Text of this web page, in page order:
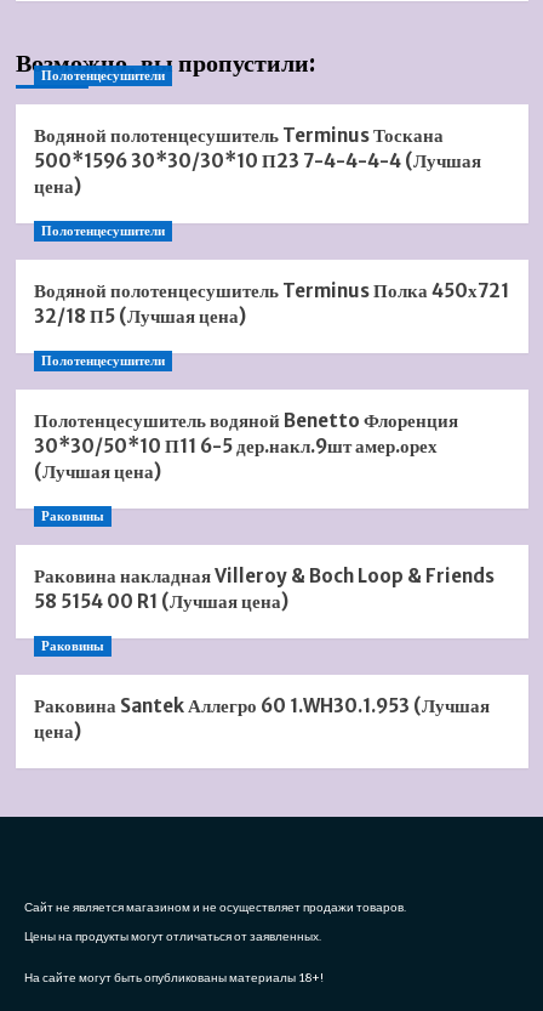
Возможно, вы пропустили:
Полотенцесушители
Водяной полотенцесушитель Terminus Тоскана
500*1596 30*30/30*10 П23 7-4-4-4-4 (Лучшая
цена)
Полотенцесушители
Водяной полотенцесушитель Terminus Полка 450х721
32/18 П5 (Лучшая цена)
Полотенцесушители
Полотенцесушитель водяной Benetto Флоренция
30*30/50*10 П11 6-5 дер.накл.9шт амер.орех
(Лучшая цена)
Раковины
Раковина накладная Villeroy & Boch Loop & Friends
58 5154 00 R1 (Лучшая цена)
Раковины
Раковина Santek Аллегро 60 1.WH30.1.953 (Лучшая
цена)
Сайт не является магазином и не осуществляет продажи товаров.
Цены на продукты могут отличаться от заявленных.
На сайте могут быть опубликованы материалы 18+!